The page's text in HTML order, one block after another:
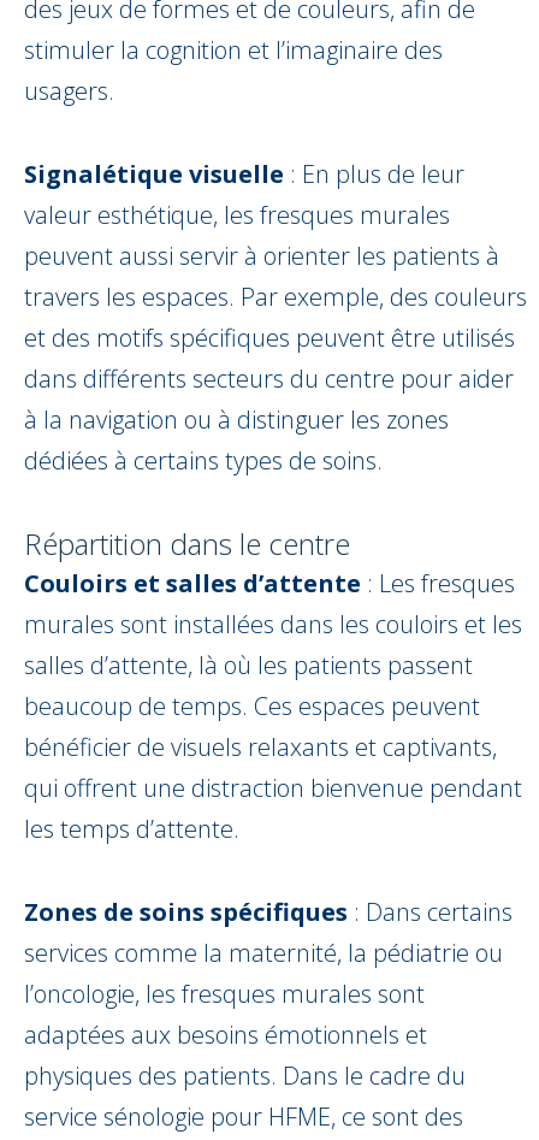
des jeux de formes et de couleurs, afin de
stimuler la cognition et l’imaginaire des
usagers.
Signalétique visuelle : En plus de leur
valeur esthétique, les fresques murales
peuvent aussi servir à orienter les patients à
travers les espaces. Par exemple, des couleurs
et des motifs spécifiques peuvent être utilisés
dans différents secteurs du centre pour aider
à la navigation ou à distinguer les zones
dédiées à certains types de soins.
Répartition dans le centre
Couloirs et salles d’attente : Les fresques
murales sont installées dans les couloirs et les
salles d’attente, là où les patients passent
beaucoup de temps. Ces espaces peuvent
bénéficier de visuels relaxants et captivants,
qui offrent une distraction bienvenue pendant
les temps d’attente.
Zones de soins spécifiques : Dans certains
services comme la maternité, la pédiatrie ou
l’oncologie, les fresques murales sont
adaptées aux besoins émotionnels et
physiques des patients. Dans le cadre du
service sénologie pour HFME, ce sont des